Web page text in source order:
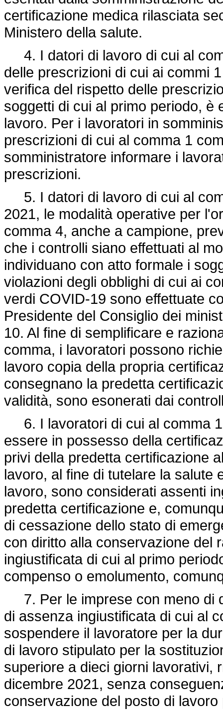
certificazione medica rilasciata
Ministero della salute.
4. I datori di lavoro di cui al
delle prescrizioni di cui ai commi
verifica del rispetto delle
soggetti di cui al primo periodo, è
lavoro. Per i lavoratori in
prescrizioni di cui al comma 1
somministratore informare i
prescrizioni.
5. I datori di lavoro di cui al
2021, le modalità operative per
comma 4, anche a campione,
che i controlli siano effettuati al
individuano con atto formale i
violazioni degli obblighi di cui ai
verdi COVID-19 sono effettuate
Presidente del Consiglio dei
10. Al fine di semplificare e
comma, i lavoratori possono
lavoro copia della propria
consegnano la predetta
validità, sono esonerati dai
6. I lavoratori di cui al comma
essere in possesso della
privi della predetta certificazione
lavoro, al fine di tutelare la salute
lavoro, sono considerati assenti
predetta certificazione e,
di cessazione dello stato di
con diritto alla conservazione del
ingiustificata di cui al primo
compenso o emolumento,
7. Per le imprese con meno di
di assenza ingiustificata di cui al
sospendere il lavoratore per la
di lavoro stipulato per la
superiore a dieci giorni lavorativi,
dicembre 2021, senza
conservazione del posto di